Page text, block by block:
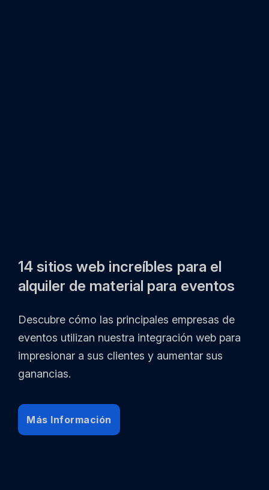
14 sitios web increíbles para el
alquiler de material para eventos
Descubre cómo las principales empresas de
eventos utilizan nuestra integración web para
impresionar a sus clientes y aumentar sus
ganancias.
Más Información